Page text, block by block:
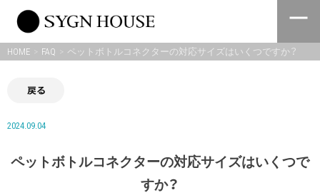
content
HOME FAQ ペットボトルコネクターの対応サイズはいくつですか？
戻る
2024.09.04
ペットボトルコネクターの対応サイズはいくつで
すか？